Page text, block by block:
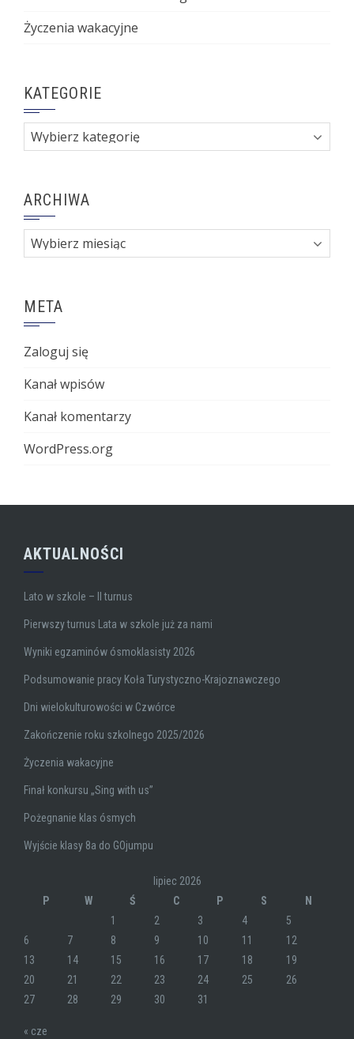
Życzenia wakacyjne
KATEGORIE
Kategorie
ARCHIWA
Archiwa
META
Zaloguj się
Kanał wpisów
Kanał komentarzy
WordPress.org
AKTUALNOŚCI
Lato w szkole – II turnus
Pierwszy turnus Lata w szkole już za nami
Wyniki egzaminów ósmoklasisty 2026
Podsumowanie pracy Koła Turystyczno-Krajoznawczego
Dni wielokulturowości w Czwórce
Zakończenie roku szkolnego 2025/2026
Życzenia wakacyjne
Finał konkursu „Sing with us”
Pożegnanie klas ósmych
Wyjście klasy 8a do GOjumpu
lipiec 2026
P
W Ś C P S
N
1
2 3 4
5
6
7 8 9 10 11
12
13
14 15 16 17 18
19
20
21 22 23 24 25
26
27
28 29 30 31
« cze